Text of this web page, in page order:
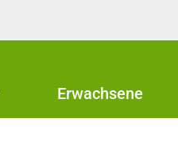
Erwachsene